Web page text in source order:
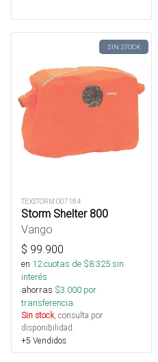
SIN STOCK
TEXSTORM O07184
Storm Shelter 800
Vango
$ 99.900
en 12cuotas de $8.325sin
interés
ahorras $3.000 por
transferencia.
Sin stock, consulta por
disponibilidad.
+5 Vendidos